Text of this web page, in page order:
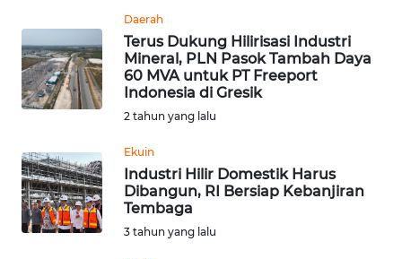
Daerah
Terus Dukung Hilirisasi Industri
Mineral, PLN Pasok Tambah Daya
60 MVA untuk PT Freeport
Indonesia di Gresik
2 tahun yang lalu
Ekuin
Industri Hilir Domestik Harus
Dibangun, RI Bersiap Kebanjiran
Tembaga
3 tahun yang lalu
WN
KALTARA
WN
WN
KALTIM
WN